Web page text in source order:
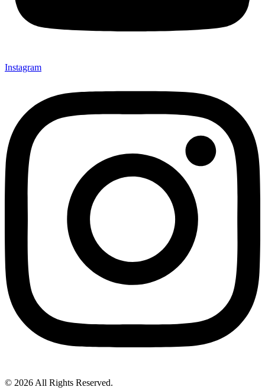
Instagram
© 2026 All Rights Reserved.